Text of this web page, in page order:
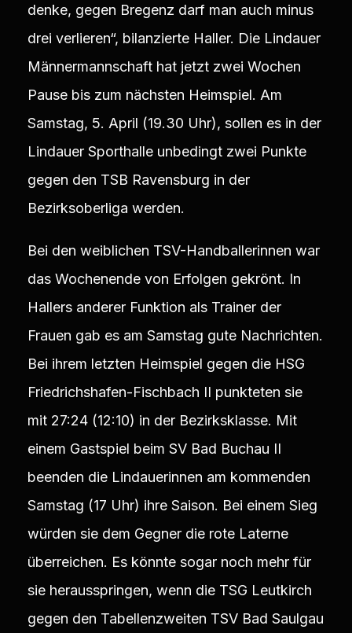
denke, gegen Bregenz darf man auch minus
drei verlieren“, bilanzierte Haller. Die Lindauer
Männermannschaft hat jetzt zwei Wochen
Pause bis zum nächsten Heimspiel. Am
Samstag, 5. April (19.30 Uhr), sollen es in der
Lindauer Sporthalle unbedingt zwei Punkte
gegen den TSB Ravensburg in der
Bezirksoberliga werden.
Bei den weiblichen TSV-Handballerinnen war
das Wochenende von Erfolgen gekrönt. In
Hallers anderer Funktion als Trainer der
Frauen gab es am Samstag gute Nachrichten.
Bei ihrem letzten Heimspiel gegen die HSG
Friedrichshafen-Fischbach II punkteten sie
mit 27:24 (12:10) in der Bezirksklasse. Mit
einem Gastspiel beim SV Bad Buchau II
beenden die Lindauerinnen am kommenden
Samstag (17 Uhr) ihre Saison. Bei einem Sieg
würden sie dem Gegner die rote Laterne
überreichen. Es könnte sogar noch mehr für
sie herausspringen, wenn die TSG Leutkirch
gegen den Tabellenzweiten TSV Bad Saulgau